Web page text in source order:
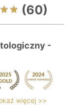
(60)
-
więcej >>